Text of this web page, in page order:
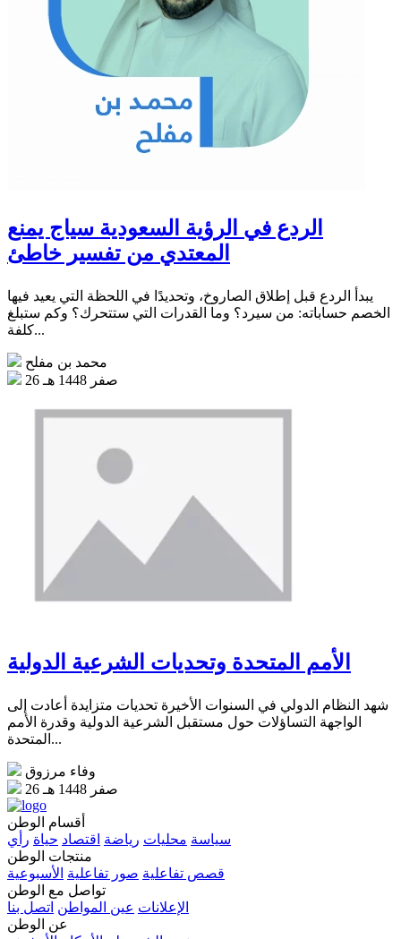
الردع في الرؤية السعودية سياج يمنع
المعتدي من تفسير خاطئ
يبدأ الردع قبل إطلاق الصاروخ، وتحديدًا في اللحظة التي يعيد فيها
الخصم حساباته: من سيرد؟ وما القدرات التي ستتحرك؟ وكم ستبلغ
كلفة...
محمد بن مفلح
26 صفر 1448 هـ
الأمم المتحدة وتحديات الشرعية الدولية
شهد النظام الدولي في السنوات الأخيرة تحديات متزايدة أعادت إلى
الواجهة التساؤلات حول مستقبل الشرعية الدولية وقدرة الأمم
المتحدة...
وفاء مرزوق
26 صفر 1448 هـ
أقسام الوطن
سياسة محليات رياضة اقتصاد حياة رأي
منتجات الوطن
قصص تفاعلية صور تفاعلية الأسبوعية
تواصل مع الوطن
الإعلانات عين المواطن اتصل بنا
عن الوطن